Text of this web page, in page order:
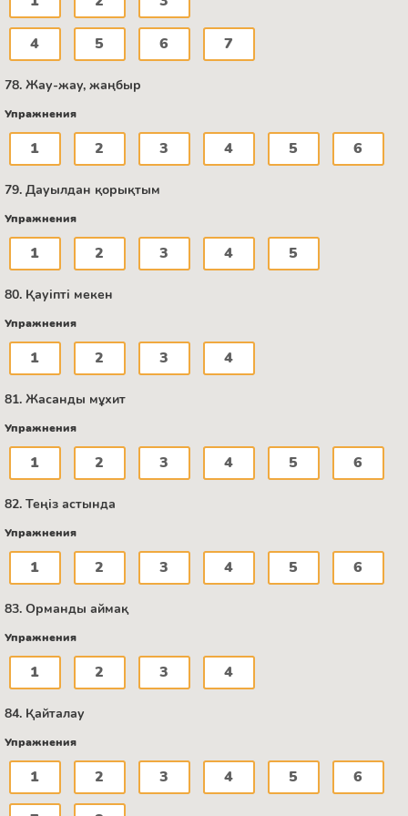
4 5 6 7
78. Жау-жау, жаңбыр
Упражнения
1 2 3 4 5 6
79. Дауылдан қорықтым
Упражнения
1 2 3 4 5
80. Қауіпті мекен
Упражнения
1 2 3 4
81. Жасанды мұхит
Упражнения
1 2 3 4 5 6
82. Теңіз астында
Упражнения
1 2 3 4 5 6
83. Орманды аймақ
Упражнения
1 2 3 4
84. Қайталау
Упражнения
1 2 3 4 5 6